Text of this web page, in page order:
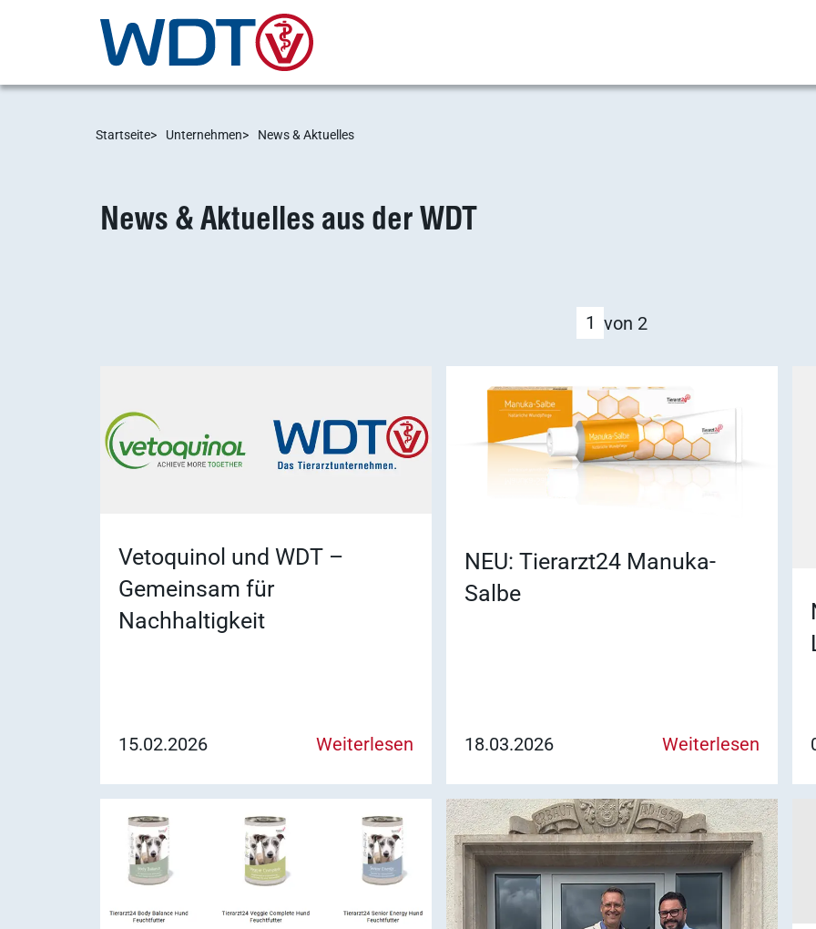
Startseite Unternehmen News & Aktuelles
News & Aktuelles aus der WDT
1 von 2
Vetoquinol und WDT –
Gemeinsam für
Nachhaltigkeit
15.02.2026 Weiterlesen
NEU: Tierarzt24 Manuka-
Salbe
18.03.2026 Weiterlesen